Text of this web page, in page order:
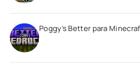
Poggy’s Better para